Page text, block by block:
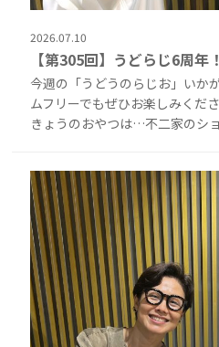
2026.07.10
【第305回】うどらじ6周年
今週の「うどうのらじお」いか
ムフリーでもぜひお楽しみくだ
きょうのおやつは…不二家のシ